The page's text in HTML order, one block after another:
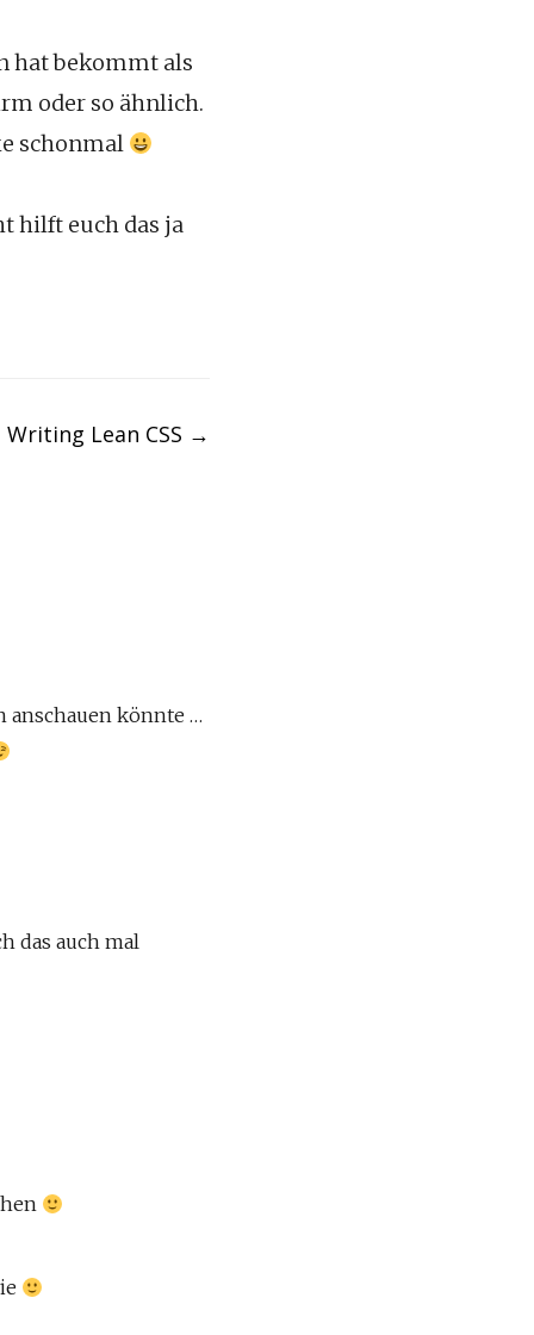
hat bekommt als
oder so ähnlich.
schonmal
hilft euch das ja
Writing Lean CSS →
anschauen könnte …
das auch mal